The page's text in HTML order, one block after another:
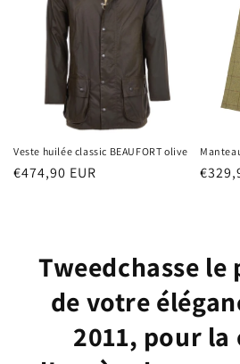
Veste huilée classic BEAUFORT olive
Prix
€474,90 EUR
Prix
Tweedchasse
de votre
2011, pour la